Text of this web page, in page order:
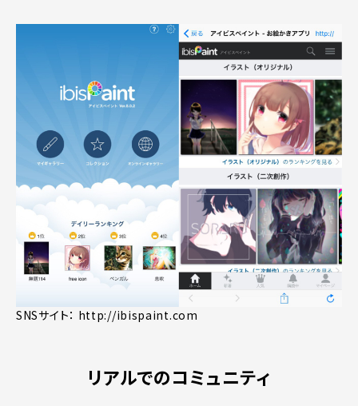
SNSサイト： http://ibispaint.com
リアルでのコミュニティ